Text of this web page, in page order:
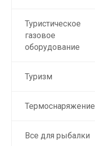
Туристическое
газовое
оборудование
Туризм
Термоснаряжение
Все для рыбалки